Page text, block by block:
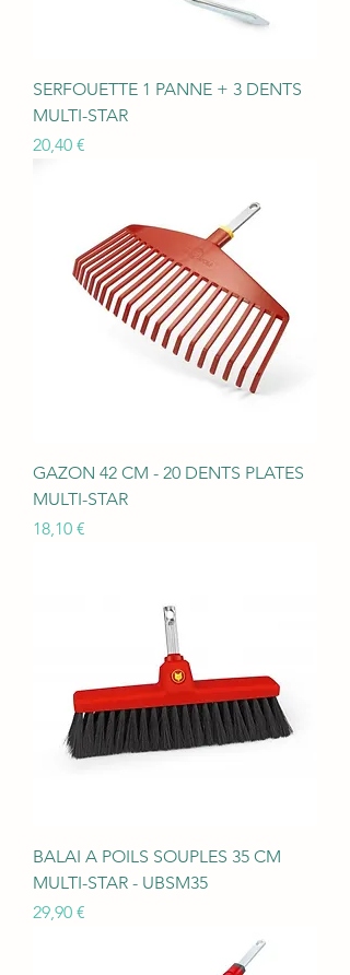
SERFOUETTE 1 PANNE + 3 DENTS
MULTI-STAR
Prix
20,40 €
GAZON 42 CM - 20 DENTS PLATES
MULTI-STAR
Prix
18,10 €
BALAI A POILS SOUPLES 35 CM
MULTI-STAR - UBSM35
Prix
29,90 €